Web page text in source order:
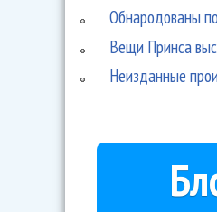
Обнародованы
Вещи Принса
Неизданные